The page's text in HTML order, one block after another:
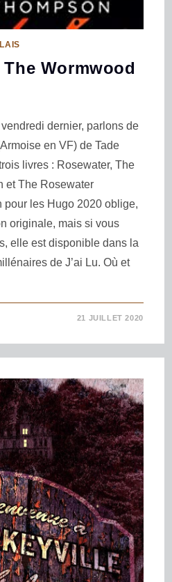
Wormwood
dernier, parlons de
en VF) de Tade
livres : Rosewater, The
et The Rosewater
pour les Hugo 2020 oblige,
originale, mais si vous
elle est disponible dans la
de J’ai Lu. Où et
21 JUILLET 2020